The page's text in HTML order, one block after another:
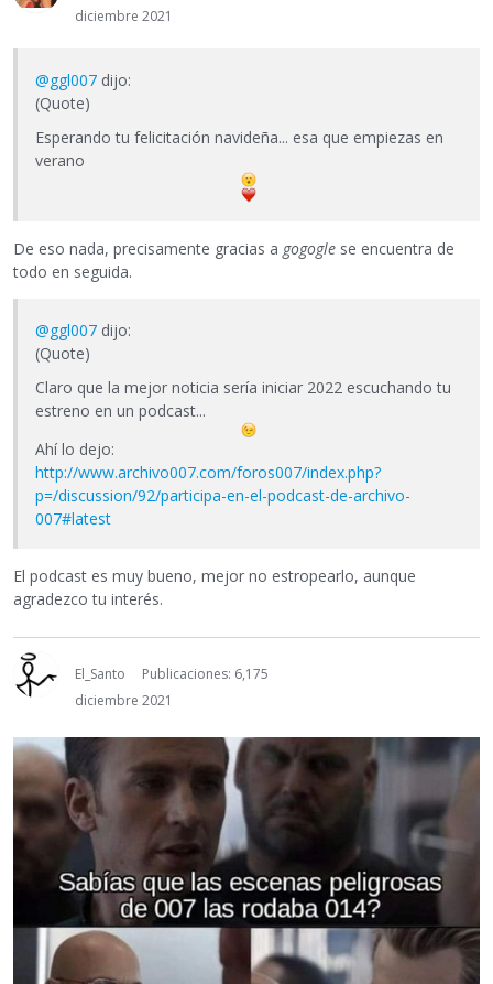
diciembre 2021
@ggl007 dijo:
(Quote)
Esperando tu felicitación navideña... esa que empiezas en
verano
De eso nada, precisamente gracias a gogogle se encuentra de
todo en seguida.
@ggl007 dijo:
(Quote)
Claro que la mejor noticia sería iniciar 2022 escuchando tu
estreno en un podcast...
Ahí lo dejo:
http://www.archivo007.com/foros007/index.php?
p=/discussion/92/participa-en-el-podcast-de-archivo-
007#latest
El podcast es muy bueno, mejor no estropearlo, aunque
agradezco tu interés.
El_Santo
Publicaciones: 6,175
diciembre 2021